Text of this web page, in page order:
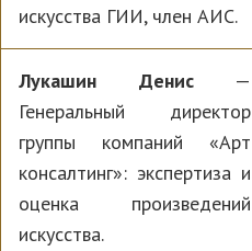
искусства ГИИ, член АИС.
Лукашин Денис—
Генеральный директор
группы компаний «Арт
консалтинг»: экспертиза и
оценка произведений
искусства.